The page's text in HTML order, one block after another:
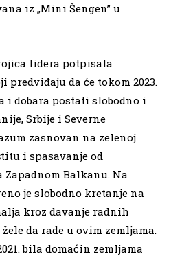
iz „Mini Šengen” u
lidera potpisala
da će tokom 2023.
i dobara postati slobodno i
Srbije i Severne
zasnovan na zelenoj
i spasavanje od
Balkanu. Na
je slobodno kretanje na
kroz davanje radnih
da rade u ovim zemljama.
bila domaćin zemljama